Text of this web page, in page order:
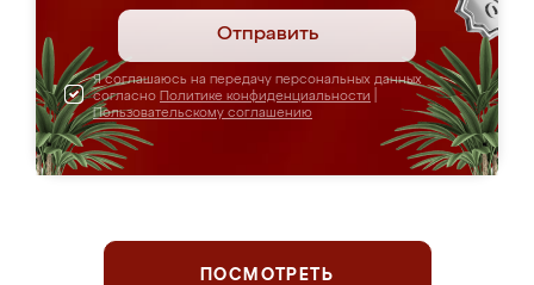
Отправить
Я соглашаюсь на передачу персональных данных
согласно Политике конфиденциальности
Пользовательскому соглашению
ПОСМОТРЕТЬ